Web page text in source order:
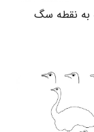
به نقطه سگ